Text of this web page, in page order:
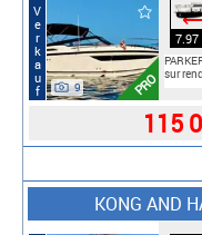
Verkauf PRO
9
7.97
sur
115
KONG AND